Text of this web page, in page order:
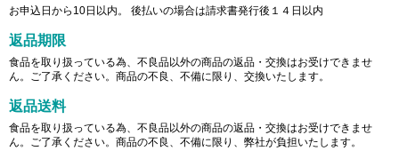
お申込日から10日以内。 後払いの場合は請求書発行後１４日以内
返品期限
食品を取り扱っている為、不良品以外の商品の返品・交換はお受けできませ
ん。ご了承ください。商品の不良、不備に限り、交換いたします。
返品送料
食品を取り扱っている為、不良品以外の商品の返品・交換はお受けできませ
ん。ご了承ください。商品の不良、不備に限り、弊社が負担いたします。